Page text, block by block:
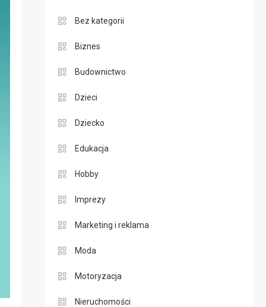
Bez kategorii
Biznes
Budownictwo
Dzieci
Dziecko
Edukacja
Hobby
Imprezy
Marketing i reklama
Moda
Motoryzacja
Nieruchomości